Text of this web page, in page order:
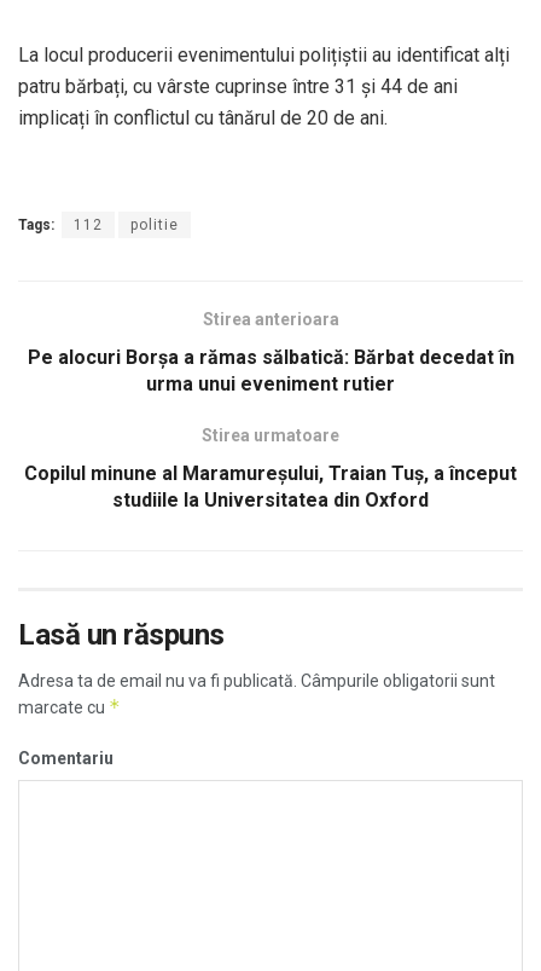
La locul producerii evenimentului polițiștii au identificat alți
patru bărbați, cu vârste cuprinse între 31 și 44 de ani
implicați în conflictul cu tânărul de 20 de ani.
Tags: 112 politie
Stirea anterioara
Pe alocuri Borșa a rămas sălbatică: Bărbat decedat în
urma unui eveniment rutier
Stirea urmatoare
Copilul minune al Maramureșului, Traian Tuș, a început
studiile la Universitatea din Oxford
Lasă un răspuns
Adresa ta de email nu va fi publicată. Câmpurile obligatorii sunt
marcate cu *
Comentariu